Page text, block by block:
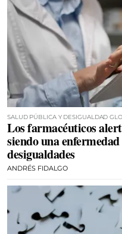
SALUD PÚBLICA Y DESIGUALDAD
Los farmacéuticos
siendo una
desigualdades
ANDRÉS FIDALGO